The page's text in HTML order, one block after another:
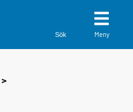
Sök Meny
>